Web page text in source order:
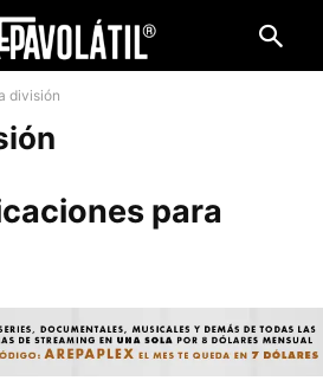
división
para